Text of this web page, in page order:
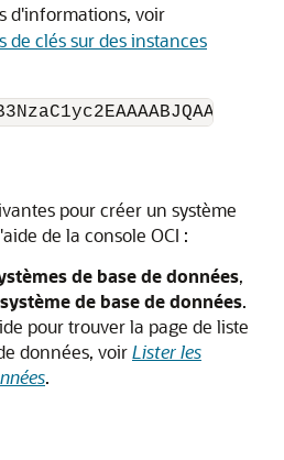
d'informations, voir
de clés sur des instances
pour créer un système
de la console OCI :
de base de données,
de base de données.
pour trouver la page de liste
données, voirLister les
.